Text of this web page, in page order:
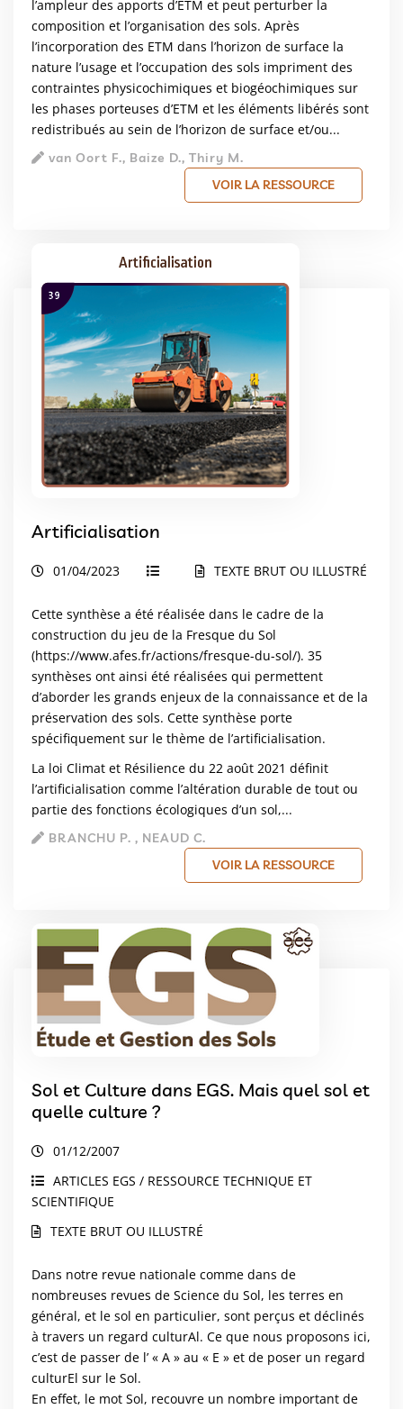
l’ampleur des apports d’ETM et peut perturber la
composition et l’organisation des sols. Après
l’incorporation des ETM dans l’horizon de surface la
nature l’usage et l’occupation des sols impriment des
contraintes physicochimiques et biogéochimiques sur
les phases porteuses d’ETM et les éléments libérés sont
redistribués au sein de l’horizon de surface et/ou...
van Oort F., Baize D., Thiry M.
VOIR LA RESSOURCE
Artificialisation
01/04/2023 TEXTE BRUT OU ILLUSTRÉ
Cette synthèse a été réalisée dans le cadre de la
construction du jeu de la Fresque du Sol
(https://www.afes.fr/actions/fresque-du-sol/). 35
synthèses ont ainsi été réalisées qui permettent
d’aborder les grands enjeux de la connaissance et de la
préservation des sols. Cette synthèse porte
spécifiquement sur le thème de l’artificialisation.
La loi Climat et Résilience du 22 août 2021 définit
l’artificialisation comme l’altération durable de tout ou
partie des fonctions écologiques d’un sol,...
BRANCHU P. , NEAUD C.
VOIR LA RESSOURCE
Sol et Culture dans EGS. Mais quel sol et
quelle culture ?
01/12/2007
ARTICLES EGS / RESSOURCE TECHNIQUE ET
SCIENTIFIQUE
TEXTE BRUT OU ILLUSTRÉ
Dans notre revue nationale comme dans de
nombreuses revues de Science du Sol, les terres en
général, et le sol en particulier, sont perçus et déclinés
à travers un regard culturAl. Ce que nous proposons ici,
c’est de passer de l’ « A » au « E » et de poser un regard
culturEl sur le Sol.
En effet, le mot Sol, recouvre un nombre important de